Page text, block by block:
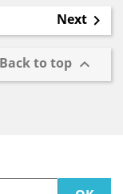
Next 
Back to top 